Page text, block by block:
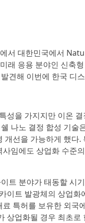
서 대한민국에서
래 응용 분야인 신축
견해 이번에 한국 디
성을 가지지만 이온
나노 결정 합성 기술
개선을 가능하게 했다
임에도 상업화 수준
트 분야가 태동할 시
이트 발광체의 상업
특허를 보유한 외국
상업화될 경우 최초